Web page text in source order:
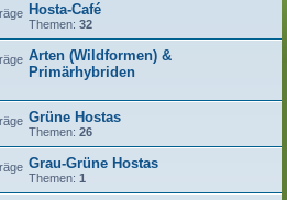
Hosta-Café
Themen: 32
Arten (Wildformen) &
Primärhybriden
Grüne Hostas
Themen: 26
Grau-Grüne Hostas
Themen: 1